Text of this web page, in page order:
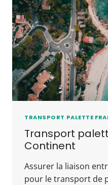
TRANSPORT PALETTE
Transport
Continent
Assurer la liaison
pour le transport de